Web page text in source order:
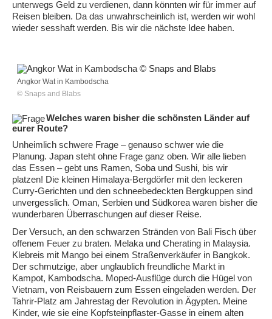
unterwegs Geld zu verdienen, dann könnten wir für immer auf
Reisen bleiben. Da das unwahrscheinlich ist, werden wir wohl
wieder sesshaft werden. Bis wir die nächste Idee haben.
Angkor Wat in Kambodscha
© Snaps and Blabs
Welches waren bisher die schönsten Länder auf
eurer Route?
Unheimlich schwere Frage – genauso schwer wie die
Planung. Japan steht ohne Frage ganz oben. Wir alle lieben
das Essen – gebt uns Ramen, Soba und Sushi, bis wir
platzen! Die kleinen Himalaya-Bergdörfer mit den leckeren
Curry-Gerichten und den schneebedeckten Bergkuppen sind
unvergesslich. Oman, Serbien und Südkorea waren bisher die
wunderbaren Überraschungen auf dieser Reise.
Der Versuch, an den schwarzen Stränden von Bali Fisch über
offenem Feuer zu braten. Melaka und Cherating in Malaysia.
Klebreis mit Mango bei einem Straßenverkäufer in Bangkok.
Der schmutzige, aber unglaublich freundliche Markt in
Kampot, Kambodscha. Moped-Ausflüge durch die Hügel von
Vietnam, von Reisbauern zum Essen eingeladen werden. Der
Tahrir-Platz am Jahrestag der Revolution in Ägypten. Meine
Kinder, wie sie eine Kopfsteinpflaster-Gasse in einem alten